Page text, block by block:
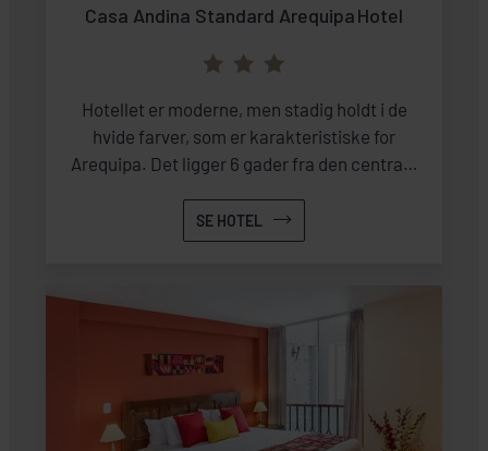
Casa Andina Standard Arequipa Hotel
Hotellet er moderne, men stadig holdt i de
hvide farver, som er karakteristiske for
Arequipa. Det ligger 6 gader fra den centrale
hotellet. Udsigten fra tagterrassen mod El
Misto vulkanen er et stort aktiv.
SE HOTEL